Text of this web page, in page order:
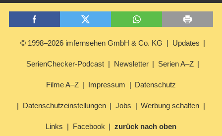
© 1998–2026 imfernsehen GmbH & Co. KG Updates
SerienChecker-Podcast Newsletter Serien A–Z
Filme A–Z Impressum Datenschutz
Datenschutzeinstellungen Jobs Werbung schalten
Links Facebook zurück nach oben